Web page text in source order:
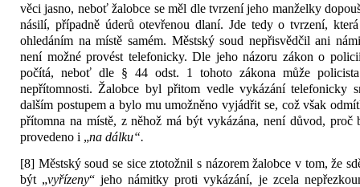
věci jasno, neboť žalobce se měl dle tvrzení jeho manželky
násilí, případně úderů otevřenou dlaní. Jde tedy o tvrzení,
ohledáním na místě samém. Městský soud nepřisvědčil ani
není možné provést telefonicky. Dle jeho názoru zákon o
počítá, neboť dle § 44 odst. 1 tohoto zákona může
nepřítomnosti. Žalobce byl přitom vedle vykázání telefonicky
dalším postupem a bylo mu umožněno vyjádřit se, což však
přítomna na místě, z něhož má být vykázána, není důvod,
provedeno i „na dálku“.
[8] Městský soud se sice ztotožnil s názorem žalobce v tom, že
být „vyřízeny“ jeho námitky proti vykázání, je zcela